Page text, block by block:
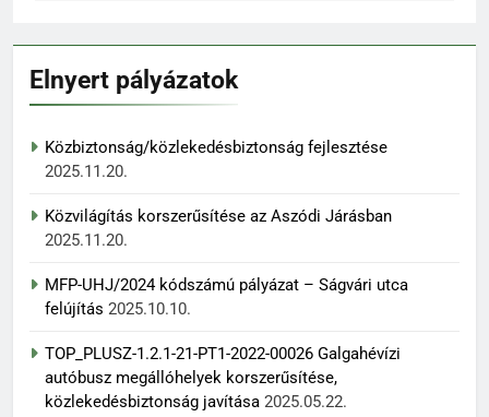
Elnyert pályázatok
Közbiztonság/közlekedésbiztonság fejlesztése
2025.11.20.
Közvilágítás korszerűsítése az Aszódi Járásban
2025.11.20.
MFP-UHJ/2024 kódszámú pályázat – Ságvári utca
felújítás 2025.10.10.
TOP_PLUSZ-1.2.1-21-PT1-2022-00026 Galgahévízi
autóbusz megállóhelyek korszerűsítése,
közlekedésbiztonság javítása 2025.05.22.